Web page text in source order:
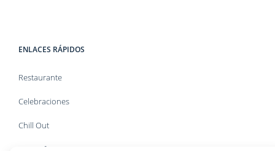
ENLACES RÁPIDOS
Restaurante
Celebraciones
Chill Out